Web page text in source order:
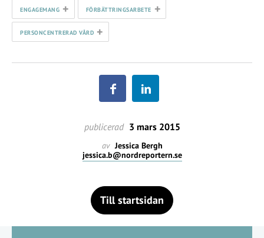
ENGAGEMANG + FÖRBÄTTRINGSARBETE +
PERSONCENTRERAD VÅRD +
publicerad 3 mars 2015
av Jessica Bergh
jessica.b@nordreportern.se
Till startsidan